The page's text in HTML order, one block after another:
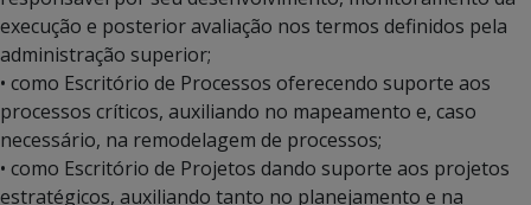
execução e posterior avaliação nos termos definidos pela
administração superior;
• como Escritório de Processos oferecendo suporte aos
processos críticos, auxiliando no mapeamento e, caso
necessário, na remodelagem de processos;
• como Escritório de Projetos dando suporte aos projetos
estratégicos, auxiliando tanto no planejamento e na